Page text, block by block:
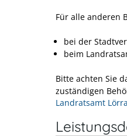
Für alle anderen
bei der
beim
Bitte achten Sie
zuständigen
Landratsamt